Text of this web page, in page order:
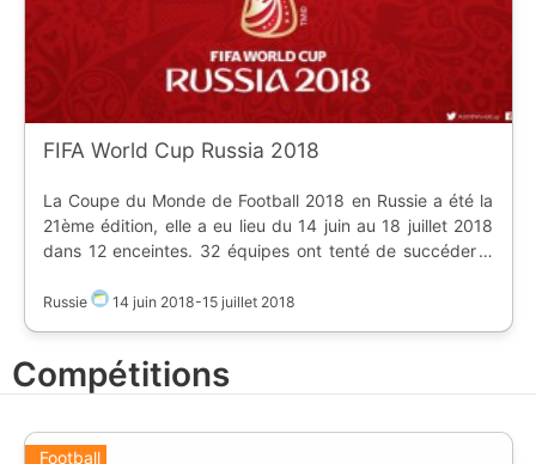
FIFA World Cup Russia 2018
La Coupe du Monde de Football 2018 en Russie a été la
21ème édition, elle a eu lieu du 14 juin au 18 juillet 2018
dans 12 enceintes. 32 équipes ont tenté de succéder à
Russie 14 juin 2018-15 juillet 2018
Compétitions
Football